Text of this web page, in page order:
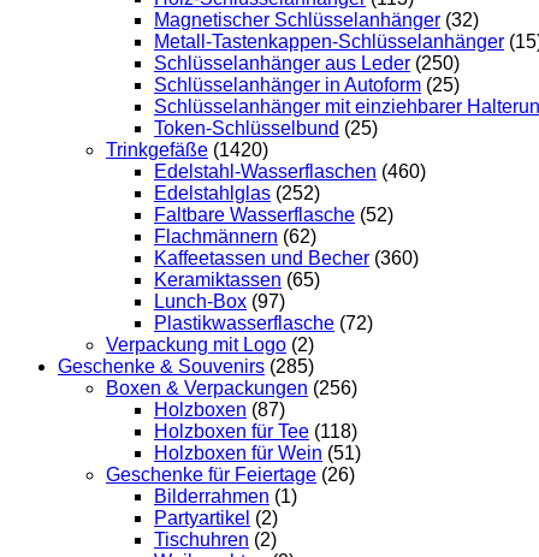
Magnetischer Schlüsselanhänger (32)
Metall-Tastenkappen-Schlüsselanhänger
Schlüsselanhänger aus Leder (250)
Schlüsselanhänger in Autoform (25)
Schlüsselanhänger mit einziehbarer
Token-Schlüsselbund (25)
Trinkgefäße (1420)
Edelstahl-Wasserflaschen (460)
Edelstahlglas (252)
Faltbare Wasserflasche (52)
Flachmännern (62)
Kaffeetassen und Becher (360)
Keramiktassen (65)
Lunch-Box (97)
Plastikwasserflasche (72)
Verpackung mit Logo (2)
Geschenke & Souvenirs (285)
Boxen & Verpackungen (256)
Holzboxen (87)
Holzboxen für Tee (118)
Holzboxen für Wein (51)
Geschenke für Feiertage (26)
Bilderrahmen (1)
Partyartikel (2)
Tischuhren (2)